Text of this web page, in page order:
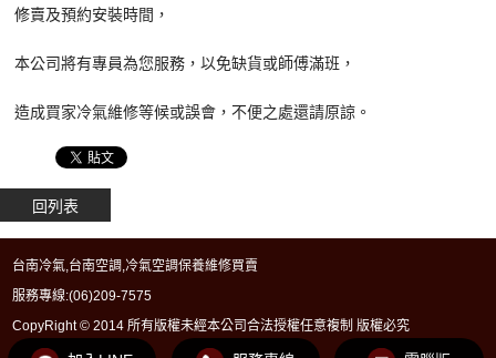
修賣及預約安裝時間，
本公司將有專員為您服務，以免缺貨或師傅滿班，
造成買家冷氣維修等候或誤會，不便之處還請原諒。
回列表
台南冷氣,台南空調,冷氣空調保養維修買賣
服務專線:(06)209-7575
CopyRight © 2014 所有版權未經本公司合法授權任意複制 版權必究